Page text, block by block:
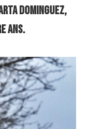
Dominguez,
ans.